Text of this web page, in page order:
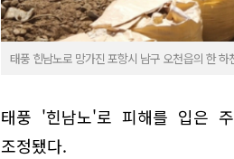
태풍 힌남노로 망가진 포항시 남구 오천읍의 한
태풍 '힌남노'로 피해를 입은
조정됐다.